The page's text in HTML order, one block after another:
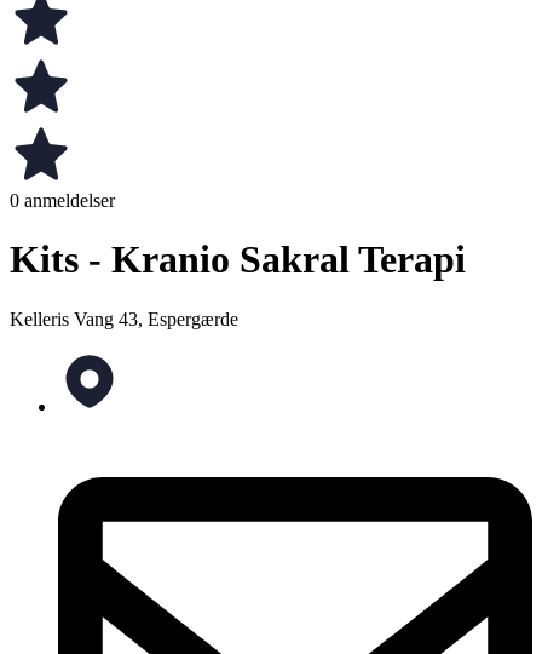
0 anmeldelser
Kits - Kranio Sakral Terapi
Kelleris Vang 43, Espergærde